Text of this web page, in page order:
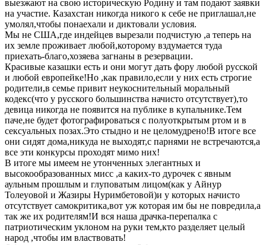
выезжают на свою историческую Родину и там подают заявки
на участие. Казахстан никогда никого к себе не приглашал,не
умолял,чтобы понаехали и диктовали условия.
Мы не США,где индейцев вырезали подчистую ,а теперь на
их земле проживает любой,которому вздумается туда
приехать-благо,хозяева загнаны в резервации.
Красивые казашки есть и они могут дать фору любой русской
и любой европейке!Но ,как правило,если у них есть строгие
родители,в семье привит неукоснительный моральный
кодекс(что у русского большинства начисто отсутствует),то
девица никогда не появится на публике в купальнике.Тем
паче,не будет фотографироваться с полуоткрытым ртом и в
сексуальных позах.Это стыдно и не целомудрено!В итоге все
они сидят дома,никуда не выходят,с парнями не встречаются,а
все эти конкурсы проходят мимо них!
В итоге мы имеем не утонченных элегантных и
высокообразованных мисс ,а каких-то дурочек с явным
аульным прошлым и глуповатым лицом(как у Айнур
Толеуовой и Жазиры Нуримбетовой)и у которых начисто
отсутствует самокритика,вот уж которая им бы не повредила,а
так же их родителям!И вся наша драчка-перепалка с
патриотическим уклоном на руки тем,кто разделяет целый
народ ,чтобы им властвовать!